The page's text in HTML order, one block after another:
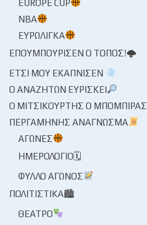
EUROPE CUP
NBA
ΕΥΡΩΛΊΓΚΑ
ΕΠΟΥΜΠΟΎΡΙΣΕΝ Ο ΤΌΠΟΣ!🌩
ΈΤΣΙ ΜΟΥ ΕΚΆΠΝΙΣΕΝ
Ο ΑΝΑΖΗΤΏΝ ΕΥΡΊΣΚΕΙ
Ο ΜΙΤΣΙΚΟΥΡΤΉΣ Ο ΜΠΌΜΠΙΡΑΣ
ΠΕΡΓΑΜΗΝΉΣ ΑΝΆΓΝΩΣΜΑ
ΑΓΏΝΕΣ
ΗΜΕΡΟΛΌΓΙΟ🗓
ΦΎΛΛΟ ΑΓΏΝΟΣ
ΠΟΛΙΤΙΣΤΙΚΆ🏙
ΘΈΑΤΡΟ